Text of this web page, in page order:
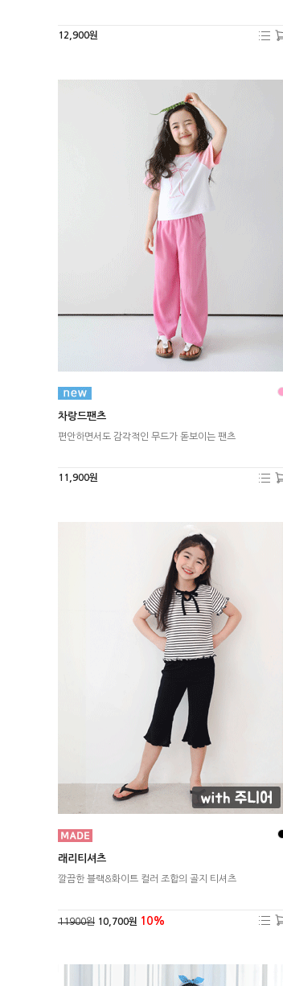
12,900원
차랑드팬츠
편안하면서도 감각적인 무드가 돋보이는 팬츠
11,900원
래리티셔츠
깔끔한 블랙&화이트 컬러 조합의 골지 티셔츠
11900원 10,700원 10%